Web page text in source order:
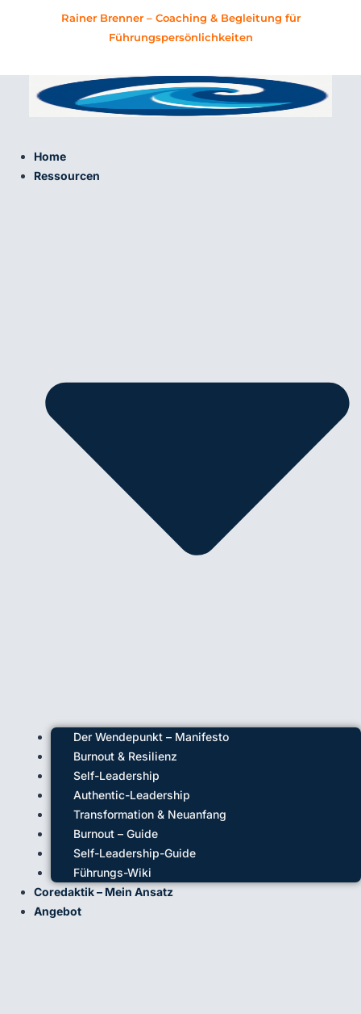
Rainer Brenner – Coaching & Begleitung für
Führungspersönlichkeiten
Home
Ressourcen
Der Wendepunkt – Manifesto
Burnout & Resilienz
Self-Leadership
Authentic-Leadership
Transformation & Neuanfang
Burnout – Guide
Self-Leadership-Guide
Führungs-Wiki
Coredaktik – Mein Ansatz
Angebot